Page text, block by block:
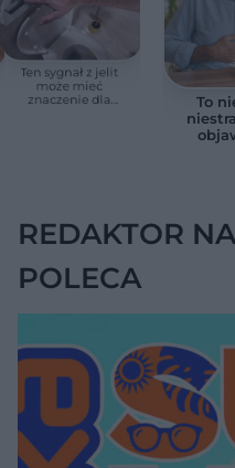
Ten sygnał z jelit
może mieć
znaczenie dla
To
REDAKTOR
POLECA